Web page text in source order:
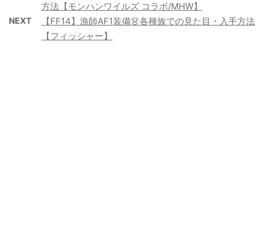
方法【モンハンワイルズ コラボ/MHW】
NEXT
【FF14】漁師AF1装備👗各種族での見た目・入手方法
【フィッシャー】